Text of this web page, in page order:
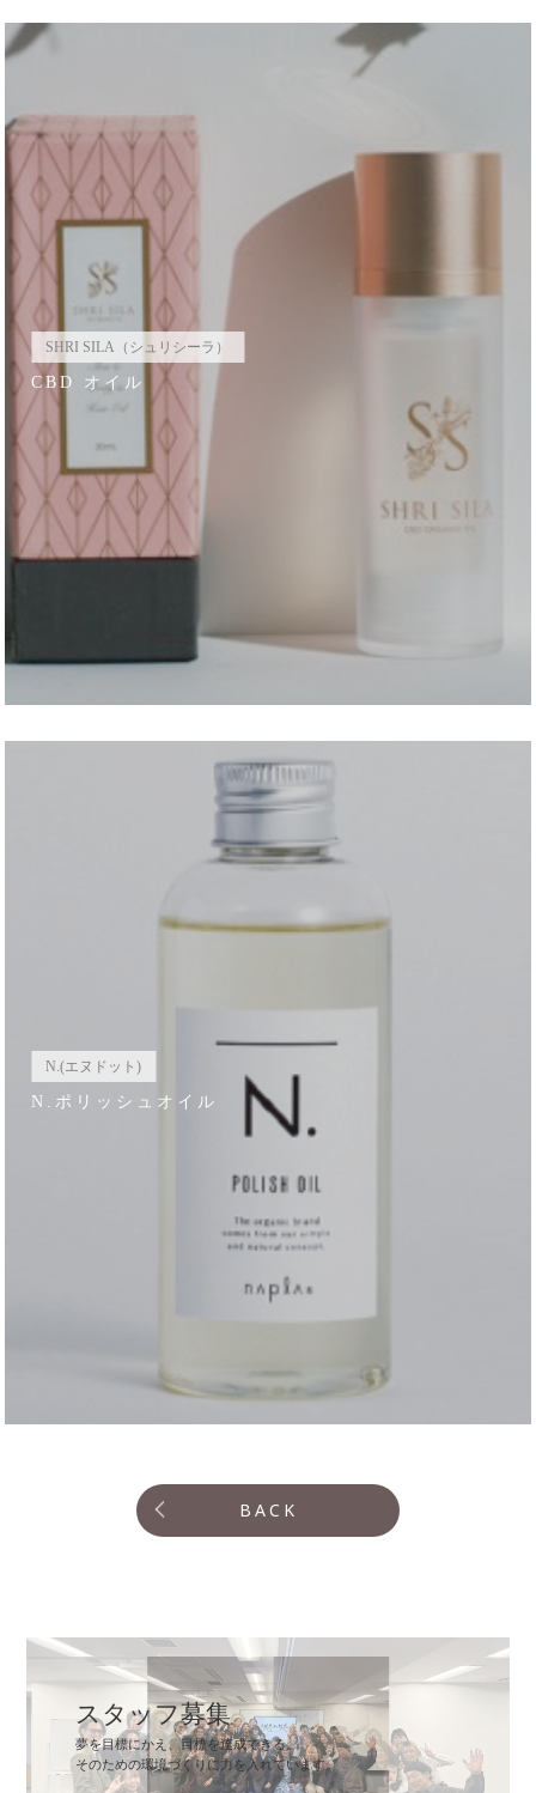
SHRI SILA（シュリシーラ）
CBD オイル
N.(エヌドット)
N.ポリッシュオイル
BACK
スタッフ募集
夢を目標にかえ、目標を達成できる。
そのための環境づくりに力を入れています。